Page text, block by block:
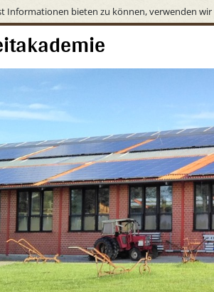
Informationen bieten zu können, verwenden